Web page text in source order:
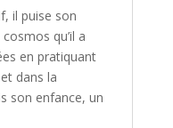
il puise son
qu’il a
en pratiquant
dans la
son enfance, un